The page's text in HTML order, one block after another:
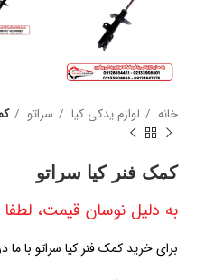
خانه لوازم یدکی کیا سراتو
کمک فنر کیا سراتو
به دلیل نوسان قیمت،
برای خرید کمک فنر کیا سراتو با ما